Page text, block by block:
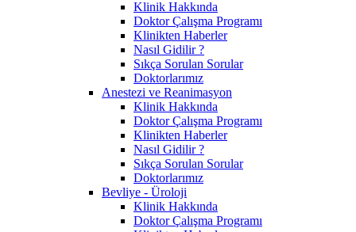
Klinik Hakkında
Doktor Çalışma Programı
Klinikten Haberler
Nasıl Gidilir ?
Sıkça Sorulan Sorular
Doktorlarımız
Anestezi ve Reanimasyon
Klinik Hakkında
Doktor Çalışma Programı
Klinikten Haberler
Nasıl Gidilir ?
Sıkça Sorulan Sorular
Doktorlarımız
Bevliye - Üroloji
Klinik Hakkında
Doktor Çalışma Programı